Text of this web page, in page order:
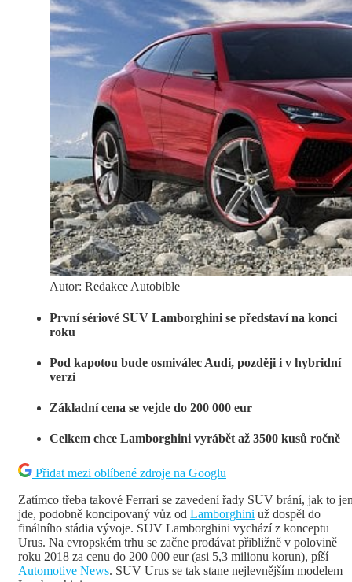
Autor: Redakce Autobible
První sériové SUV Lamborghini se představí na konci
roku
Pod kapotou bude osmiválec Audi, později i v hybridní
verzi
Základní cena se vejde do 200 000 eur
Celkem chce Lamborghini vyrábět až 3500 kusů ročně
Přidat mezi oblíbené zdroje na Googlu
Zatímco třeba takové Ferrari se zavedení řady SUV brání, jak to
jde, podobně koncipovaný vůz od Lamborghini už dospěl do
finálního stádia vývoje. SUV Lamborghini vychází z konceptu
Urus. Na evropském trhu se začne prodávat přibližně v polovině
roku 2018 za cenu do 200 000 eur (asi 5,3 milionu korun), píší
Automotive News. SUV Urus se tak stane nejlevnějším modelem